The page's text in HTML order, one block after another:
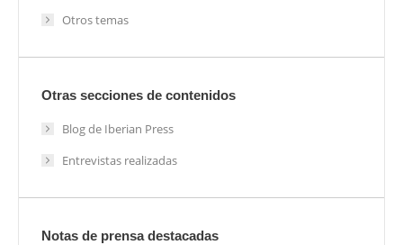
Otros temas
Otras secciones de contenidos
Blog de Iberian Press
Entrevistas realizadas
Notas de prensa destacadas